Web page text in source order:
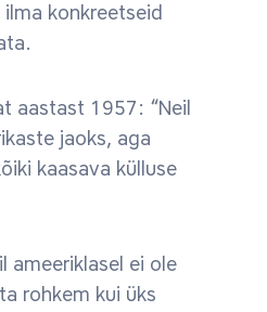
konkreetseid
aastast 1957: “Neil
jaoks, aga
kaasava külluse
ameeriklasel ei ole
rohkem kui üks